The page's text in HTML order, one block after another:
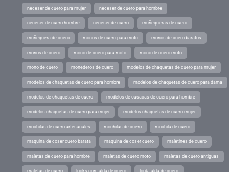
neceser de cuero para mujer neceser de cuero para hombre
neceser de cuero hombre neceser de cuero muñequeras de cuero
muñequera de cuero monos de cuero para moto monos de cuero baratos
monos de cuero mono de cuero para moto mono de cuero moto
mono de cuero monederos de cuero modelos de chaquetas de cuero para mujer
modelos de chaquetas de cuero para hombre modelos de chaquetas de cuero para dama
modelos de chaquetas de cuero modelos de casacas de cuero para hombre
modelos chaquetas de cuero para mujer modelos chaquetas de cuero mujer
mochilas de cuero artesanales mochilas de cuero mochila de cuero
maquina de coser cuero barata maquina de coser cuero maletines de cuero
maletas de cuero para hombre maletas de cuero moto maletas de cuero antiguas
maletas de cuero looks con falda de cuero look falda de cuero